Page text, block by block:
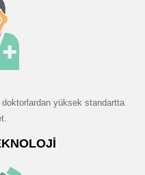
doktorlardan yüksek standartta